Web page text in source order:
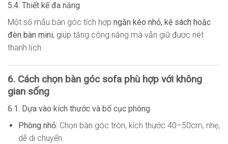
5.4. Thiết kế đa năng
Một số mẫu bàn góc tích hợp ngăn kéo nhỏ, kệ sách hoặc
đèn bàn mini, giúp tăng công năng mà vẫn giữ được nét
thanh lịch.
6. Cách chọn bàn góc sofa phù hợp với không
gian sống
6.1. Dựa vào kích thước và bố cục phòng
Phòng nhỏ: Chọn bàn góc tròn, kích thước 40–50cm, nhẹ,
dễ di chuyển.